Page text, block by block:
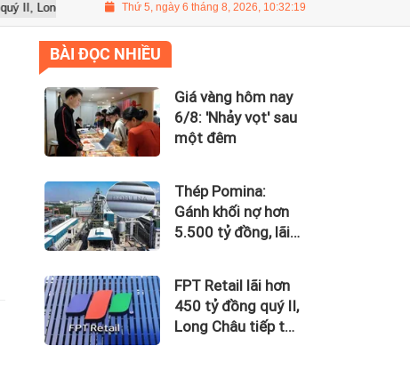
tiếp tục là động lực chính PNJ tính họp cổ đông bất thường,
Thứ 5, ngày 6 tháng 8, 2026, 10:32:20
BÀI ĐỌC NHIỀU
Giá vàng hôm nay
6/8: 'Nhảy vọt' sau
một đêm
Thép Pomina:
Gánh khối nợ hơn
5.500 tỷ đồng, lãi
FPT Retail lãi hơn
450 tỷ đồng quý II,
Long Châu tiếp tục